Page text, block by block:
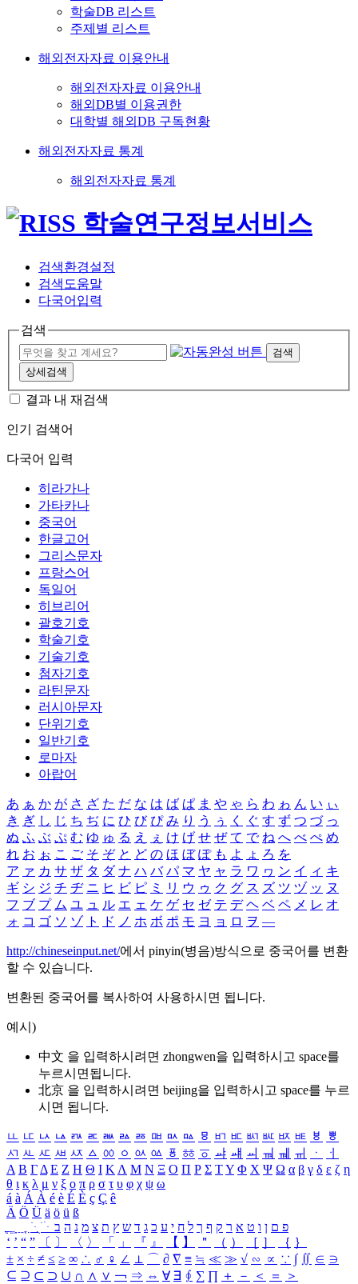
학술DB 리스트
주제별 리스트
해외전자자료 이용안내
해외전자자료 이용안내
해외DB별 이용권한
대학별 해외DB 구독현황
해외전자자료 통계
해외전자자료 통계
검색환경설정
검색도움말
다국어입력
검색
검색
상세검색
결과 내 재검색
인기 검색어
다국어 입력
히라가나
가타카나
중국어
한글고어
그리스문자
프랑스어
독일어
히브리어
괄호기호
학술기호
기술기호
첨자기호
라틴문자
러시아문자
단위기호
일반기호
로마자
아랍어
あ ぁ か が さ ざ た だ な は ば ぱ ま や ゃ ら わ ゎ ん い ぃ
き ぎ し じ ち ぢ に ひ び ぴ み り う ぅ く ぐ す ず つ づ っ
ぬ ふ ぶ ぷ む ゆ ゅ る え ぇ け げ せ ぜ て で ね へ べ ぺ め
れ お ぉ こ ご そ ぞ と ど の ほ ぼ ぽ も よ ょ ろ を
ア ァ カ サ ザ タ ダ ナ ハ バ パ マ ヤ ャ ラ ワ ヮ ン イ ィ キ
ギ シ ジ チ ヂ ニ ヒ ビ ピ ミ リ ウ ゥ ク グ ス ズ ツ ヅ ッ ヌ
フ ブ プ ム ユ ュ ル エ ェ ケ ゲ セ ゼ テ デ ヘ ベ ペ メ レ オ
ォ コ ゴ ソ ゾ ト ド ノ ホ ボ ポ モ ヨ ョ ロ ヲ ―
http://chineseinput.net/에서 pinyin(병음)방식으로 중국어를 변환
할 수 있습니다.
변환된 중국어를 복사하여 사용하시면 됩니다.
예시)
中文 을 입력하시려면 zhongwen을 입력하시고 space를
누르시면됩니다.
北京 을 입력하시려면 beijing을 입력하시고 space를 누르
시면 됩니다.
ㅥ ㅦ ㅧ ㅨ ㅩ ㅪ ㅫ ㅬ ㅭ ㅮ ㅯ ㅰ ㅱ ㅲ ㅳ ㅴ ㅵ ㅶ ㅷ ㅸ
ㅹ
ㅺ ㅻ ㅼ ㅽ ㅾ ㅿ ㆀ ㆁ ㆂ ㆃ ㆄ ㆅ ㆆ ㆇ ㆈ ㆉ ㆊ ㆋ ㆌ ㆍ
ㆎ
Α Β ΓΔ Ε Ζ Η Θ Ι ΚΛ Μ Ν Ξ Ο Π Ρ Σ ΤΥ Φ Χ Ψ Ω α β γ δ ε ζ η
θ ι κ λ μ ν ξ ο π ρ σ τ υ φ χ ψ ω
á à Á À é è É È ç Ç ê
Ä Ö Ü ä ö ü ß
ִֶֹ ֻּ ׁׂ פ ם ן ו ט א ר ק ף ך ל ח י ע כ ג ד ש ץ ת צ מ נ ה ב
‘ ’ “ ” 〔 〕 〈 〉 「 」 『 』 【 】 ＂ （ ） ［ ］ ｛ ｝
± × ÷ ≠ ≤ ≥ ∞ ∴ ♂ ♀ ∠ ⊥ ⌒ ∂ ∇ ≡ ≒ ≪ ≫ √ ∽ ∝ ∵ ∫ ∬ ∈ ∋
⊆ ⊇ ⊂ ⊃ ∪ ∩ ∧ ∨ ￢ ⇒ ⇔ ∀ ∃ ∮ ∑ ∏ ＋ － ＜ ＝
＞